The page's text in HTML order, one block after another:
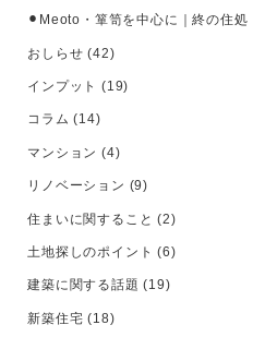
⚫︎Meoto・箪笥を中心に｜終の住処
おしらせ (42)
インプット (19)
コラム (14)
マンション (4)
リノベーション (9)
住まいに関すること (2)
土地探しのポイント (6)
建築に関する話題 (19)
新築住宅 (18)